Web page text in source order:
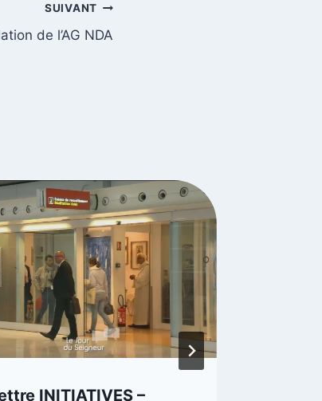
SUIVANT
de l’AG NDA
INITIATIVES –